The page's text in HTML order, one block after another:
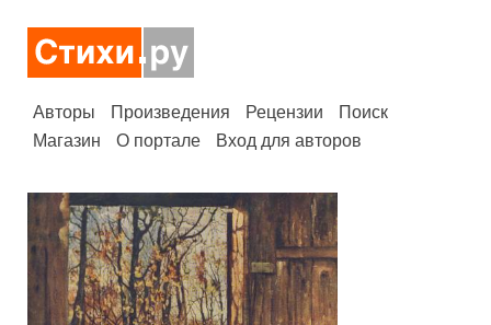
Авторы Произведения Рецензии
Поиск
Магазин
О портале Вход для авторов